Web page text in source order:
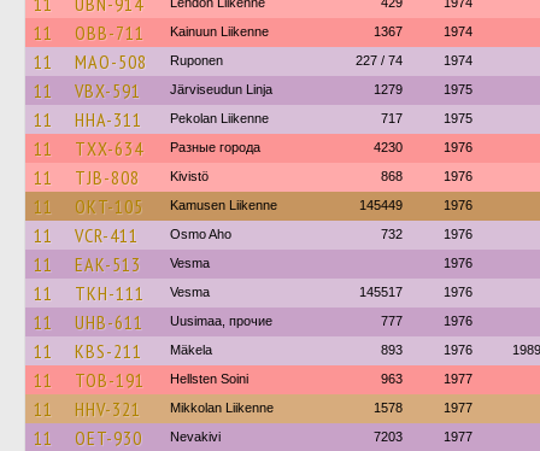
11 OBB-711 Kainuun Liikenne 1367 1974
11 MAO-508 Ruponen 227 / 74 1974
11 VBX-591 Järviseudun Linja 1279 1975
11 HHA-311 Pekolan Liikenne 717 1975
11 TXX-634 Разные города 4230 1976
11 TJB-808 Kivistö 868 1976
11 OKT-105 Kamusen Liikenne 145449 1976
11 VCR-411 Osmo Aho 732 1976
11 EAK-513 Vesma 1976
11 TKH-111 Vesma 145517 1976
11 UHB-611 Uusimaa, прочие 777 1976
11 KBS-211 Mäkela 893 1976 1989
11 TOB-191 Hellsten Soini 963 1977
11 HHV-321 Mikkolan Liikenne 1578 1977
11 OET-930 Nevakivi 7203 1977